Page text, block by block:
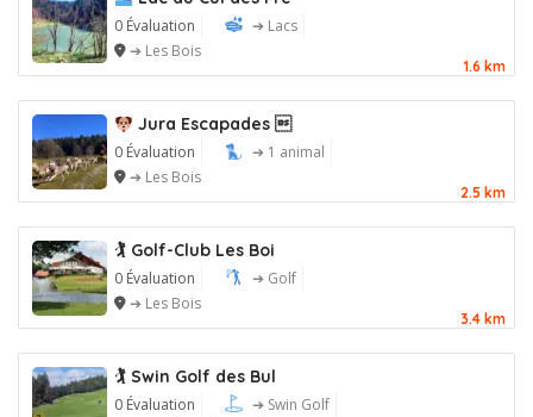
0 Évaluation
➔ Lacs
➔ Les Bois
1.6 km
Jura Escapades 
0 Évaluation
➔ 1 animal
➔ Les Bois
2.5 km
🏌️ Golf-Club Les Boi
0 Évaluation
➔ Golf
➔ Les Bois
3.4 km
🏌️ Swin Golf des Bul
0 Évaluation
➔ Swin Golf